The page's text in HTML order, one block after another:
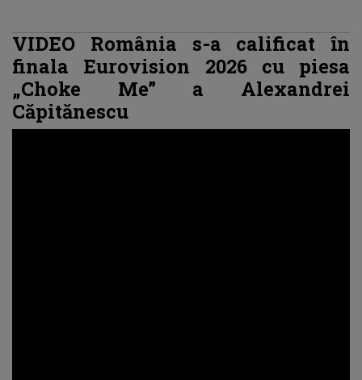
VIDEO România s-a calificat în
finala Eurovision 2026 cu piesa
„Choke Me” a Alexandrei
Căpitănescu